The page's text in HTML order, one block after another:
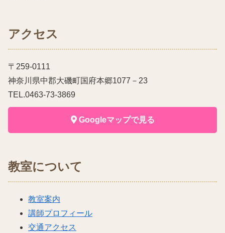
アクセス
〒259-0111
神奈川県中郡大磯町国府本郷1077－23
TEL.0463-73-3869
Googleマップで見る
教室について
教室案内
講師プロフィール
交通アクセス